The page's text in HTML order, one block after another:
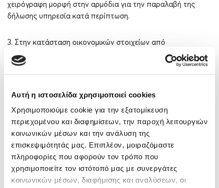
Αυτή η ιστοσελίδα χρησιμοποιεί cookies
Χρησιμοποιούμε cookie για την εξατομίκευση
περιεχομένου και διαφημίσεων, την παροχή λειτουργιών
κοινωνικών μέσων και την ανάλυση της
επισκεψιμότητάς μας. Επιπλέον, μοιραζόμαστε
πληροφορίες που αφορούν τον τρόπο που
χρησιμοποιείτε τον ιστότοπό μας με συνεργάτες
κοινωνικών μέσων, διαφήμισης και αναλύσεων, οι
χειρόγραφη μορφή στην αρμόδια για την παραλαβή της
δήλωσης υπηρεσία κατά περίπτωση.
3. Στην κατάσταση οικονομικών στοιχείων από
επιχειρηματική δραστηριότητα φορολογικού έτους 2023
(έντυπο Ε3), η Ανεξάρτητη Αρχή Δημοσίων Εσόδων (ΑΑΔΕ)
των δεδομένων που διαβιβάζονται στην ψηφιακή
πλατφόρμα myDΑΤΑ της ΑΑΔΕ και του χαρακτηρισμού
αυτών, σύμφωνα με τις εκάστοτε ισχύουσες αποφάσεις.
Εφόσον δεν έχει προηγηθεί χαρακτηρισμός των σχετικών
εξόδων στην ψηφιακή πλατφόρμα myDΑΤΑ, όλα τα έξοδα
προσυμπληρώνονται στον κωδικό 585 («Διάφορα
Λειτουργικά Έξοδα») της στήλης «Σύνολο», στην επιλογή 016